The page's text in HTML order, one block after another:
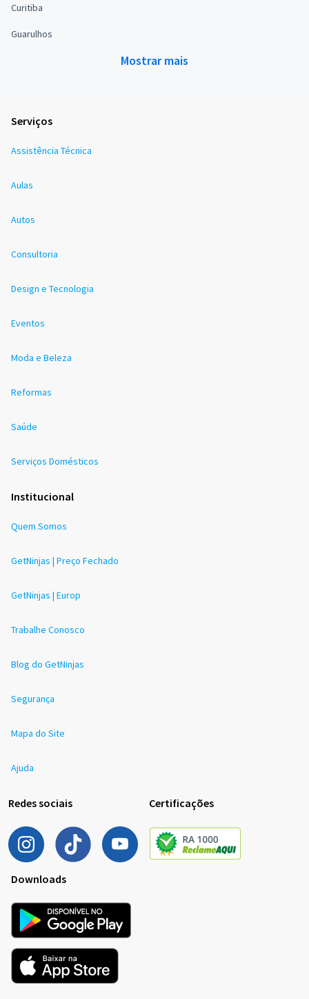
Curitiba
Guarulhos
Mostrar mais
Serviços
Assistência Técnica
Aulas
Autos
Consultoria
Design e Tecnologia
Eventos
Moda e Beleza
Reformas
Saúde
Serviços Domésticos
Institucional
Quem Somos
GetNinjas | Preço Fechado
GetNinjas | Europ
Trabalhe Conosco
Blog do GetNinjas
Segurança
Mapa do Site
Ajuda
Redes sociais Certificações
Downloads